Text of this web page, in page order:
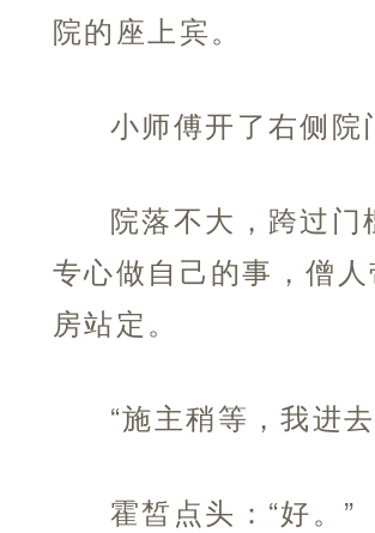
院的座上宾。
小师傅开了右侧院
院落不大，跨过
专心做自己的事，僧
房站定。
“施主稍等，我进
霍皙点头：“好。”